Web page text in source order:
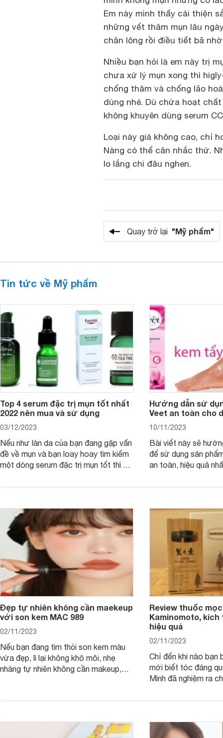
Em này mình thấy cải thiện
những vết thâm mụn lâu
chân lông rồi điều tiết bã
Nhiều bạn hỏi là em này trị
chưa xử lý mụn xong thì
chống thâm và chống lão
dùng nhé. Dù chứa hoạt
không khuyên dùng serum
Loại này giá không cao, chỉ
Nàng có thể cân nhắc thử.
lo lắng chi đâu nghen.
Quay trở lại "Mỹ phẩm"
Tin tức về Mỹ phẩm
Top 4 serum đặc trị mụn tốt nhất
2022 nên mua và sử dụng
03/12/2023
Nếu như làn da của bạn đang gặp vấn
đề về mụn và bạn loay hoay tìm kiếm
một dòng serum đặc trị mụn tốt thì bài
Hướng dẫn sử
Veet an toàn cho
10/11/2023
Bài viết này sẽ
để sử dụng sản
an toàn, hiệu quả
Đẹp tự nhiên không cần maekeup
với son kem MAC 989
02/11/2023
Nếu bạn đang tìm thỏi son kem màu
vừa đẹp, lì lại không khô môi, nhẹ
nhàng tự nhiên không cần makeup,
Review thuốc
Kaminomoto,
hiệu quả
02/11/2023
Chỉ đến khi nào bạn
mới biết tóc đáng
Mình đã nghiệm ra
gội, xả, trang bị cả
mà vẫn chưa cải